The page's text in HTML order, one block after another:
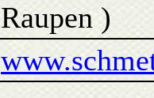
Raupen )